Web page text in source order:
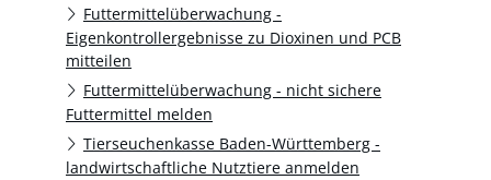
Futtermittelüberwachung -
Eigenkontrollergebnisse zu Dioxinen und PCB
mitteilen
Futtermittelüberwachung - nicht sichere
Futtermittel melden
Tierseuchenkasse Baden-Württemberg -
landwirtschaftliche Nutztiere anmelden